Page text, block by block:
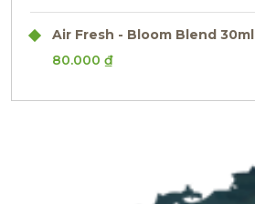
Air Fresh - Bloom Blend 30ml
80.000 ₫